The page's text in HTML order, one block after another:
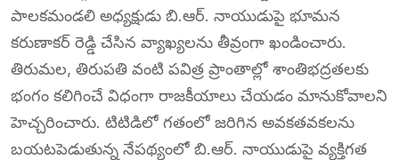
పాలకమండలి అధ్యక్షుడు బి.ఆర్. నాయుడుపై భూమన
కరుణాకర్ రెడ్డి చేసిన వ్యాఖ్యలను తీవ్రంగా ఖండించారు.
తిరుమల, తిరుపతి వంటి పవిత్ర ప్రాంతాల్లో శాంతిభద్రతలకు
భంగం కలిగించే విధంగా రాజకీయాలు చేయడం మానుకోవాలని
హెచ్చరించారు. టిటిడిలో గతంలో జరిగిన అవకతవకలను
బయటపెడుతున్న నేపథ్యంలో బి.ఆర్. నాయుడుపై వ్యక్తిగత